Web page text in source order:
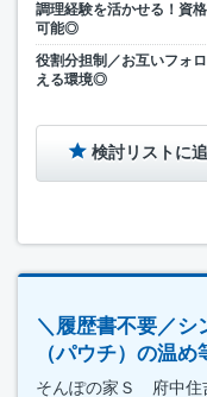
調理経験を活かせる！資
可能◎
役割分担制／お互いフォ
える環境◎
検討リストに
＼履歴書不要／シ
（パウチ）の温
そんぽの家Ｓ 府中住